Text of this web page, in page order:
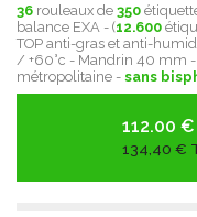
36 rouleaux de 350
balance EXA - (12.600
TOP anti-gras et anti-
/ +60°c - Mandrin 40 mm -
métropolitaine - sans
112.00 €
134,40 €